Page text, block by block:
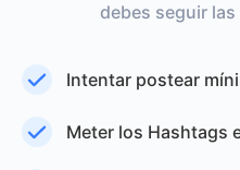
debes seguir
Intentar postear
Meter los Hashtags